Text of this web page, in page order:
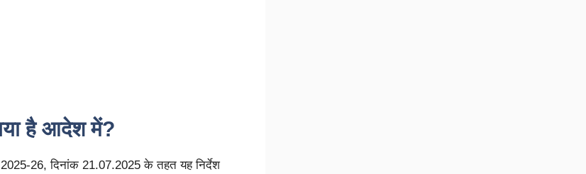
है आदेश में?
/ 2025-26, दिनांक 21.07.2025 के तहत यह निर्देश